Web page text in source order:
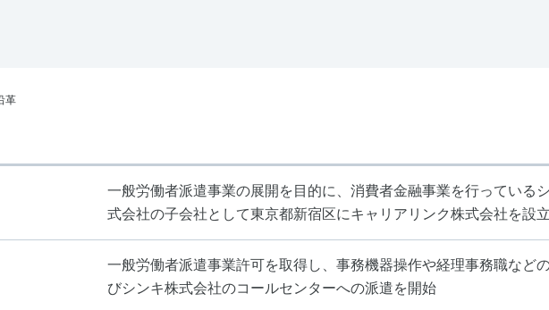
革
一般労働者派遣事業の展開を目的に、消費者金融事業を行っている
式会社の子会社として東京都新宿区にキャリアリンク株式会社を設
一般労働者派遣事業許可を取得し、事務機器操作や経理事務職など
びシンキ株式会社のコールセンターへの派遣を開始